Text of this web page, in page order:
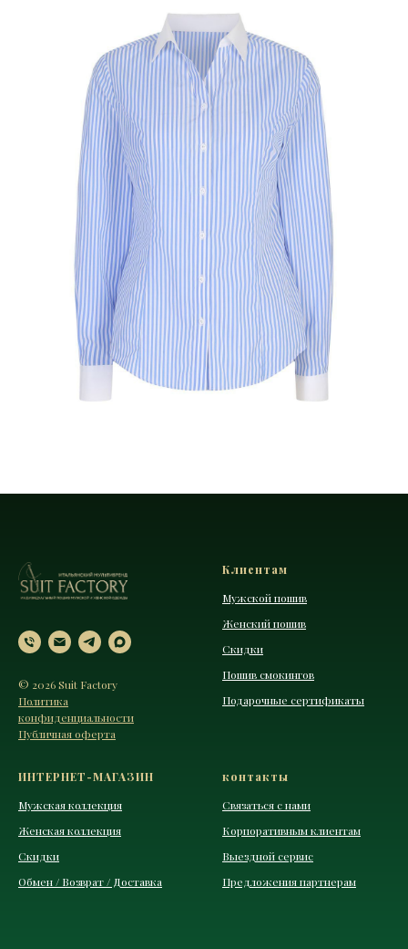
© 2026 Suit Factory
Политика
конфиденциальности
Публичная оферта
Клиентам
Мужской пошив
Женский пошив
Скидки
Пошив смокингов
Подарочные сертификаты
ИНТЕРНЕТ-МАГАЗИН
Мужская коллекция
Женская коллекция
Скидки
Обмен / Возврат / Доставка
контакты
Связаться с нами
Корпоративным клиентам
Выездной сервис
Предложения партнерам